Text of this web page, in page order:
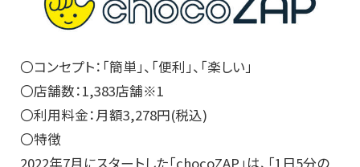
〇コンセプト：「簡単」、「便利」、「楽しい」
〇店舗数：1,383店舗※1
〇利用料金：月額3,278円(税込)
〇特徴
2022年7月にスタートした「chocoZAP」は、「1日5分の